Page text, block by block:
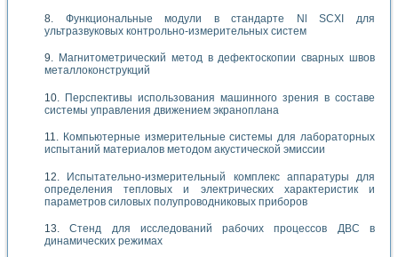
Функциональные модули в стандарте Nl SCXI для
ультразвуковых контрольно-измерительных систем
Магнитометрический метод в дефектоскопии сварных швов
металлоконструкций
Перспективы использования машинного зрения в составе
системы управления движением экраноплана
Компьютерные измерительные системы для лабораторных
испытаний материалов методом акустической эмиссии
Испытательно-измерительный комплекс аппаратуры для
определения тепловых и электрических характеристик и
параметров силовых полупроводниковых приборов
Стенд для исследований рабочих процессов ДВС в
динамических режимах